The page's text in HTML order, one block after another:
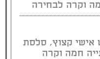
וקרה לבחירה
אישי קצוץ, סלסת
חמה וקרה